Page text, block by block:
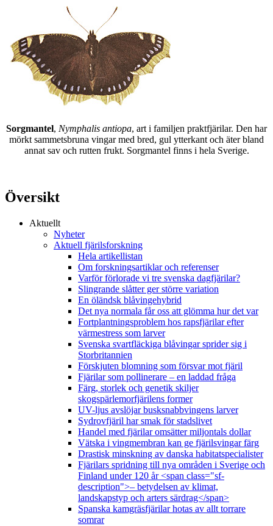
Sorgmantel, Nymphalis antiopa, art i familjen praktfjärilar. Den har
mörkt sammetsbruna vingar med bred, gul ytterkant och äter bland
annat sav och rutten frukt. Sorgmantel finns i hela Sverige.
Översikt
Aktuellt
Nyheter
Aktuell fjärilsforskning
Hela artikellistan
Om forskningsartiklar och referenser
Varför förlorade vi tre svenska dagfjärilar?
Slingrande slåtter ger större variation
En öländsk blåvingehybrid
Det nya normala får oss att glömma hur det var
Fortplantningsproblem hos rapsfjärilar efter
värmestress som larver
Svenska svartfläckiga blåvingar sprider sig i
Storbritannien
Förskjuten blomning som försvar mot fjäril
Fjärilar som pollinerare – en laddad fråga
Färg, storlek och genetik skiljer
skogspärlemorfjärilens former
UV-ljus avslöjar busksnabbvingens larver
Sydrovfjäril har smak för stadslivet
Handel med fjärilar omsätter miljontals dollar
Vätska i vingmembran kan ge fjärilsvingar färg
Drastisk minskning av danska habitatspecialister
Fjärilars spridning till nya områden i Sverige och
Finland under 120 år <span class="sf-
description">– betydelsen av klimat,
landskapstyp och arters särdrag</span>
Spanska kamgräsfjärilar hotas av allt torrare
somrar